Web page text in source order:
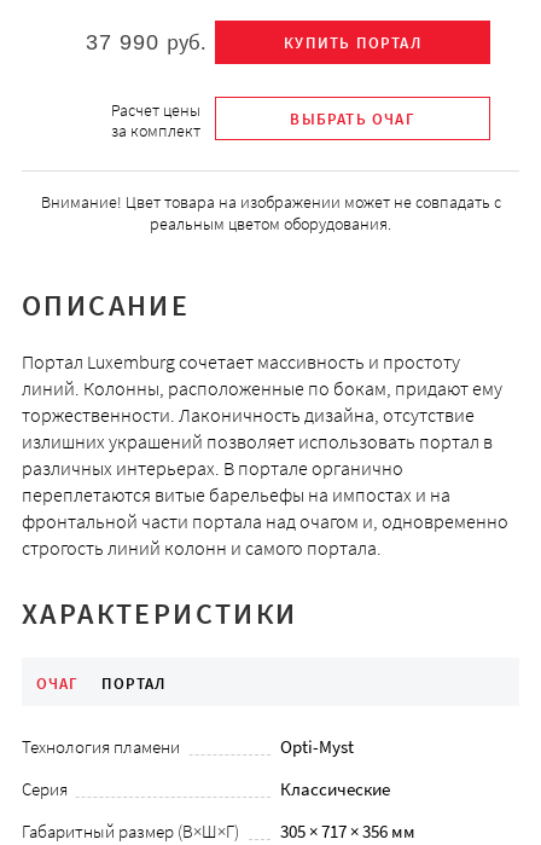
37 990 руб.
Расчет цены
за комплект
Внимание! Цвет товара на изображении может не совпадать с
реальным цветом оборудования.
ОПИСАНИЕ
Портал Luxemburg сочетает массивность и простоту
линий. Колонны, расположенные по бокам, придают ему
торжественности. Лаконичность дизайна, отсутствие
излишних украшений позволяет использовать портал в
различных интерьерах. В портале органично
переплетаются витые барельефы на импостах и на
фронтальной части портала над очагом и, одновременно
строгость линий колонн и самого портала.
ХАРАКТЕРИСТИКИ
ОЧАГ ПОРТАЛ
Технология пламени
Opti-Myst
Серия
Классические
Габаритный размер (В×Ш×Г)
305 × 717 × 356 мм